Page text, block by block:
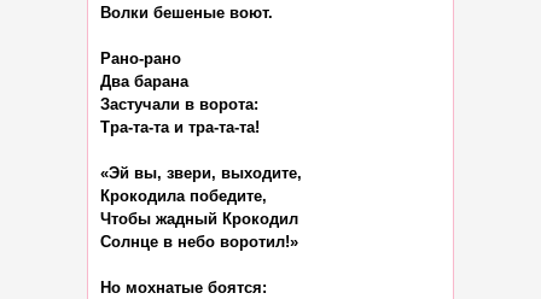
Волки бешеные воют.
Рано-рано
Два барана
Застучали в ворота:
Тра-та-та и тра-та-та!
«Эй вы, звери, выходите,
Крокодила победите,
Чтобы жадный Крокодил
Солнце в небо воротил!»
Но мохнатые боятся: